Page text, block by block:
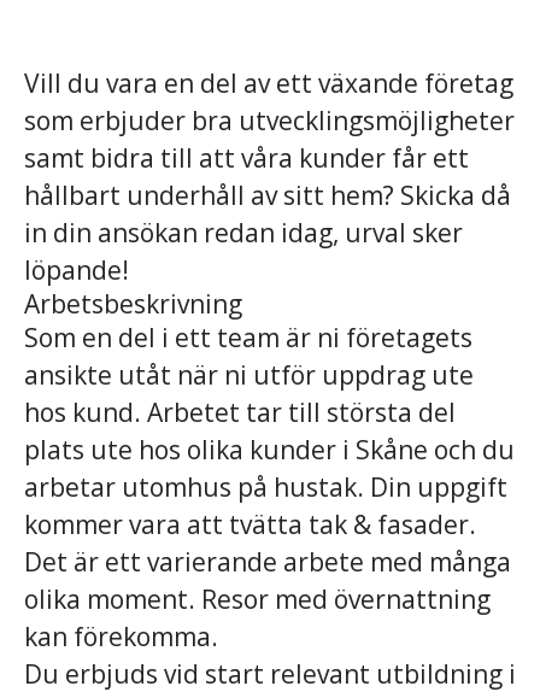
Vill du vara en del av ett växande företag
som erbjuder bra utvecklingsmöjligheter
samt bidra till att våra kunder får ett
hållbart underhåll av sitt hem? Skicka då
in din ansökan redan idag, urval sker
löpande!
Arbetsbeskrivning
Som en del i ett team är ni företagets
ansikte utåt när ni utför uppdrag ute
hos kund. Arbetet tar till största del
plats ute hos olika kunder i Skåne och du
arbetar utomhus på hustak. Din uppgift
kommer vara att tvätta tak & fasader.
Det är ett varierande arbete med många
olika moment. Resor med övernattning
kan förekomma.
Du erbjuds vid start relevant utbildning i